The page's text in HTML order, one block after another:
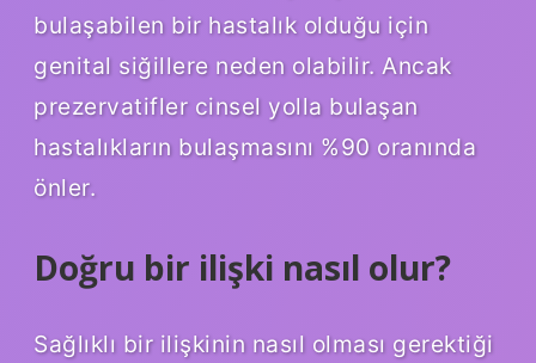
bulaşabilen bir hastalık olduğu için
genital siğillere neden olabilir. Ancak
prezervatifler cinsel yolla bulaşan
hastalıkların bulaşmasını %90 oranında
önler.
Doğru bir ilişki nasıl olur?
Sağlıklı bir ilişkinin nasıl olması gerektiği